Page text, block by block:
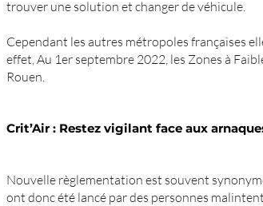
trouver une solution et changer de véhicule.
Cependant les autres métropoles françaises
effet, Au 1er septembre 2022, les Zones à
Rouen.
Crit’Air : Restez vigilant face aux
Nouvelle règlementation est souvent
ont donc été lancé par des personnes